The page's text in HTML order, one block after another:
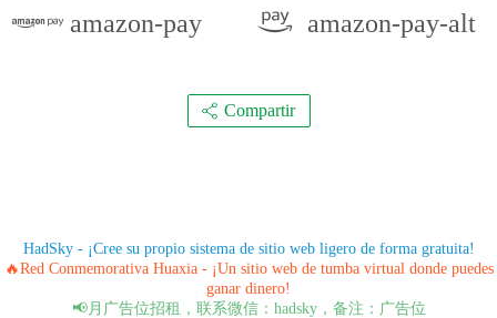
amazon-pay
amazon-pay-alt
Compartir
HadSky - ¡Cree su propio sistema de sitio web ligero de forma gratuita!
🔥Red Conmemorativa Huaxia - ¡Un sitio web de tumba virtual donde puedes
ganar dinero!
📢月广告位招租，联系微信：hadsky，备注：广告位